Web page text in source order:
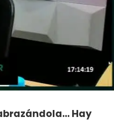
Hay